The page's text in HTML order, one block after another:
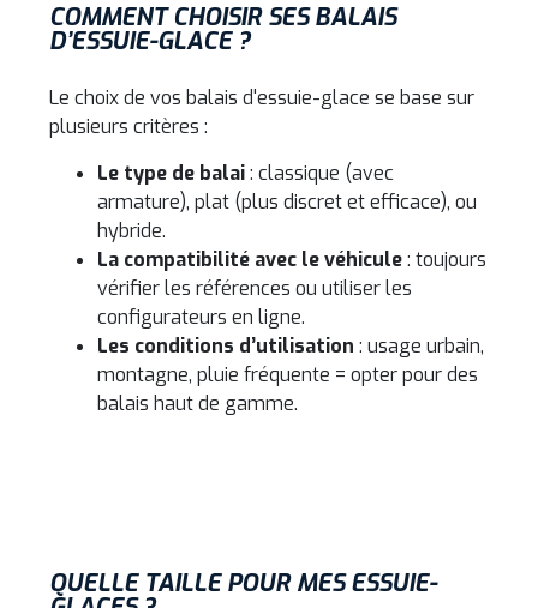
COMMENT CHOISIR SES BALAIS
D’ESSUIE-GLACE ?
Le choix de vos balais d'essuie-glace se base sur
plusieurs critères :
Le type de balai: classique (avec
armature), plat (plus discret et efficace), ou
hybride.
La compatibilité avec le véhicule: toujours
vérifier les références ou utiliser les
configurateurs en ligne.
Les conditions d’utilisation : usage urbain,
montagne, pluie fréquente = opter pour des
balais haut de gamme.
QUELLE TAILLE POUR MES ESSUIE-